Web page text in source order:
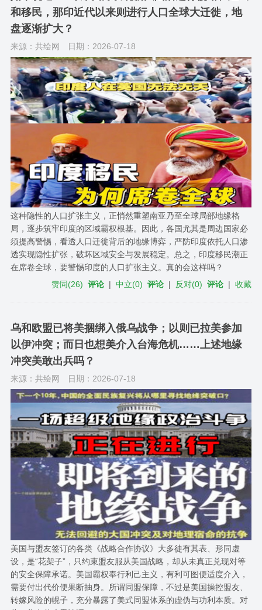
和移民，那印近代以来则进行人口全球大迁徙，地
盘逐渐扩大？
来源：共绘网 日期：2026-07-18
这种隐性的人口扩张主义，正悄然重塑南亚乃至全球局部地缘格
局，逐步筑牢印度的区域霸权根基。因此，各国尤其是周边国家必
须提高警惕，看透人口迁徙背后的地缘博弈，严防印度依托人口渗
透实现隐性扩张，破坏区域安全与发展稳定。总之，印度移民潮正
在席卷全球，要警惕印度的人口扩张主义。真的会这样吗？
赞同(26) 评论 |中立(0) 评论 | 反对(0) 评论 |收藏
乌和欧盟已将美捆绑入俄乌战争；以则已拉美参加
以伊冲突；而日也想美介入台海危机……上述地缘
冲突美敢出兵吗？
来源：共绘网 日期：2026-07-18
美国与盟友签订的各类《战略合作协议》大多徒有其表、形同虚
设，是“花架子”，只约束盟友服从美国战略，却从未真正兑现对等
的安全保障承诺。美国霸权奉行利己主义，有利可图便适度介入，
需要付出代价便果断抽身。所谓同盟保障，不过是美国操控盟友、
转嫁风险的幌子，充分暴露了美式同盟体系的虚伪与功利本质。对